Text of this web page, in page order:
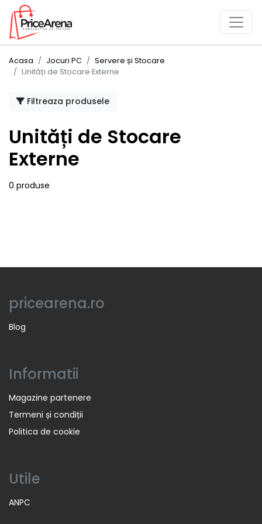
Acasa Jocuri PC
Servere și Stocare
Unități de Stocare Externe
Filtreaza produsele
Unități de Stocare
Externe
0 produse
pricearena.ro
Blog
Informatii
Magazine partenere
Termeni și condiții
Politica de cookie
Utile
ANPC